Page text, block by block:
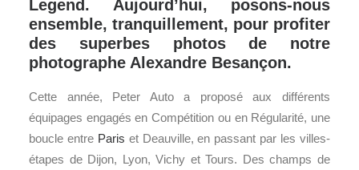
Legend. Aujourd’hui, posons-nous
ensemble, tranquillement, pour profiter
des superbes photos de notre
photographe Alexandre Besançon.
Cette année, Peter Auto a proposé aux différents
équipages engagés en Compétition ou en Régularité, une
boucle entre Paris et Deauville, en passant par les villes-
étapes de Dijon, Lyon, Vichy et Tours. Des champs de